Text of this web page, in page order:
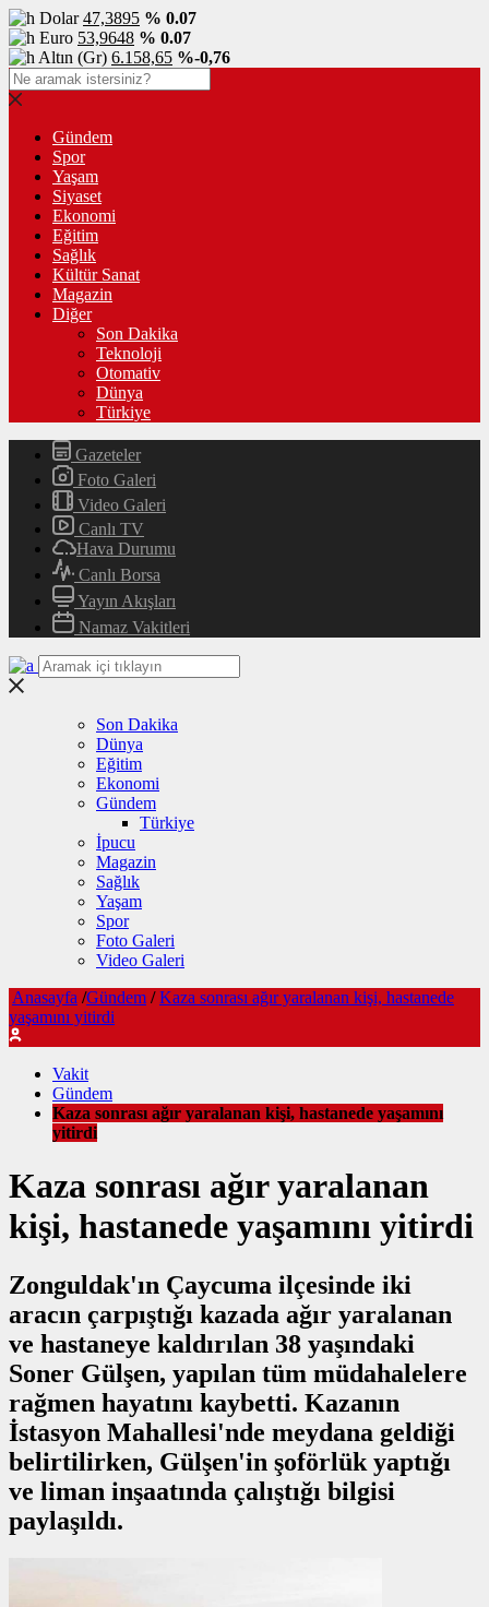
Dolar47,3895 % 0.07
Euro 53,9648 % 0.07
Altın (Gr) 6.158,65 %-0,76
Gündem
Spor
Yaşam
Siyaset
Ekonomi
Eğitim
Sağlık
Kültür Sanat
Magazin
Diğer
Son Dakika
Teknoloji
Otomativ
Dünya
Türkiye
Gazeteler
Foto Galeri
Video Galeri
Canlı TV
Hava Durumu
Canlı Borsa
Yayın Akışları
Namaz Vakitleri
Son Dakika
Dünya
Eğitim
Ekonomi
Gündem
Türkiye
İpucu
Magazin
Sağlık
Yaşam
Spor
Foto Galeri
Video Galeri
Anasayfa /Gündem / Kaza sonrası ağır yaralanan kişi, hastanede
yaşamını yitirdi
Vakit
Gündem
Kaza sonrası ağır yaralanan kişi, hastanede yaşamını
yitirdi
Kaza sonrası ağır yaralanan
kişi, hastanede yaşamını yitirdi
Zonguldak'ın Çaycuma ilçesinde iki
aracın çarpıştığı kazada ağır yaralanan
ve hastaneye kaldırılan 38 yaşındaki
Soner Gülşen, yapılan tüm müdahalelere
rağmen hayatını kaybetti. Kazanın
İstasyon Mahallesi'nde meydana geldiği
belirtilirken, Gülşen'in şoförlük yaptığı
ve liman inşaatında çalıştığı bilgisi
paylaşıldı.